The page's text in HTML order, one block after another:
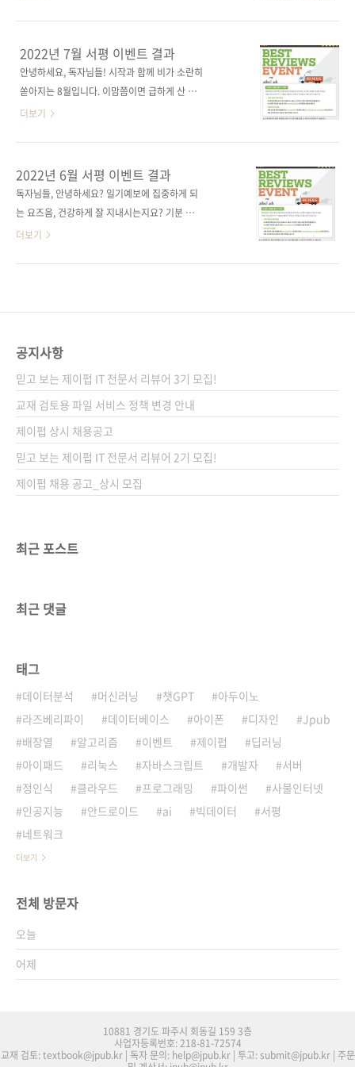
익숙해져서인지 잘은 모르겠지만, 이전보다 홀
가분한 10월이 찾아온 것 같습니다. 제이펍 독자
님들에게도 평안한 10월이 찾아오길 바라는 마
니다. 9월에도 제이펍 서적을 읽어주시고 리뷰
이벤트에 참여해 주셔서 진심으로 감사드립니
purplek 님입니다! - 김O훈 님 프로그래머의 뇌
서평 - purplek 님 모두를 위한 클라우드 컴퓨팅
서평 당첨되신 분들 모두 축하드립니다. 제이펍
..
2022년 7월 서평 이벤트 결과
안녕하세요, 독자님들! 시작과 함께 비가 소란히
쏟아지는 8월입니다. 이맘쯤이면 급하게 산 우산
들이 집안에 하나하나 쌓여가기 마련이죠. 서평
적을 읽어주시고 리뷰 이벤트에 참여해 주셔서
진심으로 감사드립니다. 그럼 7월 당첨자 발표하
겠습니다. 황O림 님, 서O리 님입니다! - 황O림
평 - 서O림 님 세상에 하나뿐인 디자인 굿즈 만
들기 with 프로크리에이트&일러스트레이터 서
더보기
2022년 6월 서평 이벤트 결과
독자님들, 안녕하세요? 일기예보에 집중하게 되
는 요즈음, 건강하게 잘 지내시는지요? 기분 좋
은 금요일, 독자님의 리뷰 당첨 소식으로 한층 더
우 파워셸3 시작하기 서평 이○진 님 일잘러의
수형 코딩 서평 김○호 님 진짜 쓰는 실무 엑셀
서평 요즘 너무 습하고 꿉꿉한 나날의 연속이네
요. 시원한 바람이 부는 명당자리 찰떡같이 차지
해서 쾌적한 오늘 보내시기 바랍니다 :) 감사합니
다. 제이펍 서평 이벤트 담당자 드림
더보기
공지사항
믿고 보는 제이펍 IT 전문서 리뷰어 3기 모집!
교재 검토용 파일 서비스 정책 변경 안내
제이펍 상시 채용공고
믿고 보는 제이펍 IT 전문서 리뷰어 2기 모집!
제이펍 채용 공고_상시 모집
최근 포스트
최근 댓글
태그
데이터분석 머신러닝 챗GPT
아두이노
라즈베리파이
데이터베이스 아이폰 디자인
Jpub
배장열
알고리즘 이벤트 제이펍
딥러닝
아이패드
리눅스 자바스크립트 개발자
서버
정인식
클라우드 프로그래밍 파이썬
사물인터넷
인공지능
안드로이드 ai 빅데이터
서평
네트워크
더보기
전체 방문자
오늘
어제
10881 경기도 파주시 회동길 159 3층
사업자등록번호: 218-81-72574
교재 검토: textbook@jpub.kr | 독자 문의: help@jpub.kr | 투고: submit@jpub.kr | 주문